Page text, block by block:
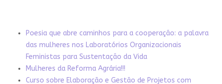
Poesia que abre caminhos para a cooperação: a palavra
das mulheres nos Laboratórios Organizacionais
Feministas para Sustentação da Vida
Mulheres da Reforma Agrária!!!
Curso sobre Elaboração e Gestão de Projetos com